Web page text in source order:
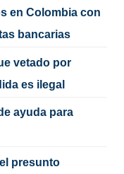
en Colombia con
bancarias
vetado por
es ilegal
ayuda para
presunto